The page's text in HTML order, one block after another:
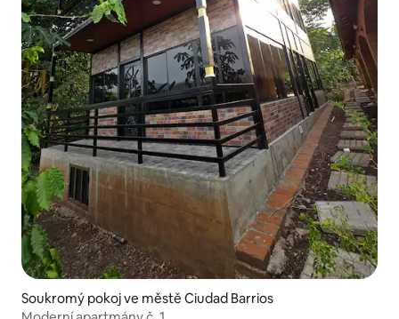
Soukromý pokoj ve městě Ciudad Barrios